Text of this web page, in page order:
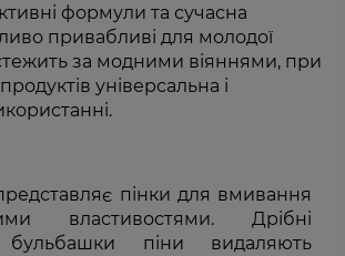
формули та сучасна
привабливі для молодої
стежить за модними віяннями, при
універсальна і
пінки для вмивання
властивостями. Дрібні
бульбашки піни видаляють